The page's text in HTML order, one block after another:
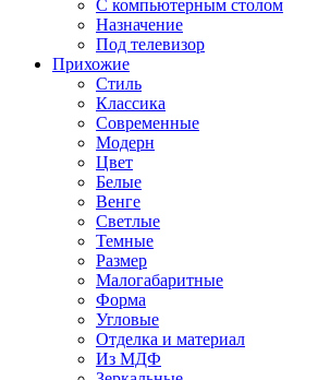
С компьютерным столом
Назначение
Под телевизор
Прихожие
Стиль
Классика
Современные
Модерн
Цвет
Белые
Венге
Светлые
Темные
Размер
Малогабаритные
Форма
Угловые
Отделка и материал
Из МДФ